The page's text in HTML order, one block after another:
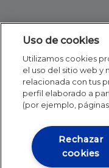
Uso de cookies
Utilizamos cookies
el uso del sitio web y
relacionada con tus
perfil elaborado a
(por ejemplo, páginas
Rechazar
cookies